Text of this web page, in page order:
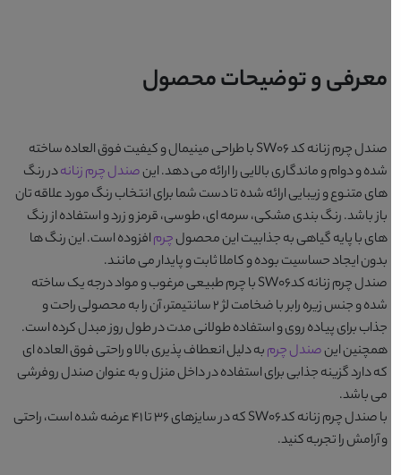
معرفی و توضیحات محصول
صندل چرم زنانه کد SW06
با طراحی مینیمال و کیفیت فوق العاده ساخته
شده و دوام و ماندگاری بالایی را ارائه می دهد. اینصندل چرم زنانهدر رنگ
های متنوع و زیبایی ارائه شده تا دست شما برای انتخاب رنگ مورد علاقه تان
باز باشد. رنگ بندیمشکی، سرمه ای، طوسی، قرمز و زردو استفاده از رنگ
های با پایه گیاهی به جذابیت این محصولچرمافزوده است. این رنگ ها
بدون ایجاد حساسیت بوده و کاملا ثابت و پایدار می مانند.
صندل چرم زنانه کدSW06
با چرم طبیعی مرغوب و مواد درجه یک ساخته
شده و جنس زیره رابر با ضخامت لژ 2 سانتیمتر، آن را به محصولی راحت و
جذاب برای پیاده روی و استفاده طولانی مدت در طول روز مبدل کرده است.
همچنین اینصندل چرمبه دلیل انعطاف پذیری بالا و راحتی فوق العاده ای
که دارد گزینه جذابی برای استفاده در داخل منزل و به عنوان صندل روفرشی
می باشد.
صندل چرم زنانه کدSW06
که در سایزهای 36 تا 41 عرضه شده است، راحتی
و آرامش را تجربه کنید.